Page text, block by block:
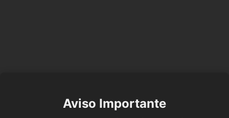
Aviso Importante